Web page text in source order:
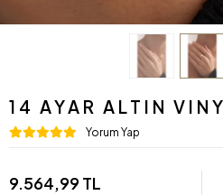
14 AYAR ALTIN
Yorum Yap
9.564,99 TL